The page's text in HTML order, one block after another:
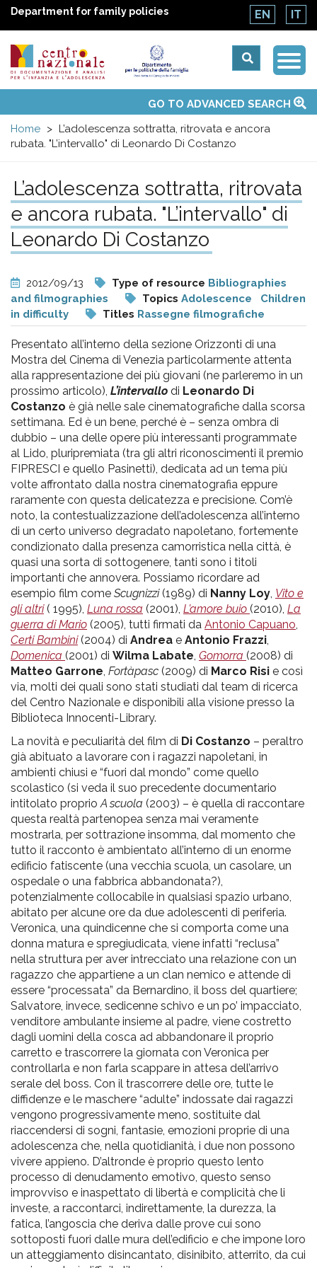
Department for family policies EN IT
Centro
nazionale
di
Documentazione
e
analisi
pr
l'infanzia
e
l'adolescenza
menuTopics
Activities
UN Convention
National ObservatoriesGO TO ADVANCED SEARCH
Home
L’adolescenza sottratta, ritrovata e ancora
rubata. "L’intervallo" di Leonardo Di Costanzo
L’adolescenza sottratta, ritrovata
e ancora rubata. "L’intervallo" di
Leonardo Di Costanzo
2012/09/13 Type of resource Bibliographies
and filmographies
Topics Adolescence
Children
in difficulty
Titles Rassegne filmografiche
Presentato all’interno della sezione Orizzonti di una
Mostra del Cinema di Venezia particolarmente attenta
alla rappresentazione dei più giovani (ne parleremo in un
prossimo articolo), L’intervallo di Leonardo Di
Costanzo è già nelle sale cinematografiche dalla scorsa
settimana. Ed è un bene, perché è – senza ombra di
dubbio – una delle opere più interessanti programmate
al Lido, pluripremiata (tra gli altri riconoscimenti il premio
FIPRESCI e quello Pasinetti), dedicata ad un tema più
volte affrontato dalla nostra cinematografia eppure
raramente con questa delicatezza e precisione. Com’è
noto, la contestualizzazione dell’adolescenza all’interno
di un certo universo degradato napoletano, fortemente
condizionato dalla presenza camorristica nella città, è
quasi una sorta di sottogenere, tanti sono i titoli
importanti che annovera. Possiamo ricordare ad
esempio film come Scugnizzi(1989) di Nanny Loy, Vito e
gli altri( 1995), Luna rossa (2001), L’amore buio (2010), La
guerra di Mario (2005), tutti firmati da Antonio Capuano,
Certi Bambini(2004) di Andrea e Antonio Frazzi,
Domenica (2001) di Wilma Labate, Gomorra (2008) di
Matteo Garrone, Fortàpasc (2009) di Marco Risi e così
via, molti dei quali sono stati studiati dal team di ricerca
del Centro Nazionale e disponibili alla visione presso la
Biblioteca Innocenti-Library.
La novità e peculiarità del film di Di Costanzo – peraltro
già abituato a lavorare con i ragazzi napoletani, in
ambienti chiusi e “fuori dal mondo” come quello
scolastico (si veda il suo precedente documentario
intitolato proprioA scuola (2003) – è quella di raccontare
questa realtà partenopea senza mai veramente
mostrarla, per sottrazione insomma, dal momento che
tutto il racconto è ambientato all’interno di un enorme
edificio fatiscente (una vecchia scuola, un casolare, un
ospedale o una fabbrica abbandonata?),
potenzialmente collocabile in qualsiasi spazio urbano,
abitato per alcune ore da due adolescenti di periferia.
Veronica, una quindicenne che si comporta come una
donna matura e spregiudicata, viene infatti “reclusa”
nella struttura per aver intrecciato una relazione con un
ragazzo che appartiene a un clan nemico e attende di
essere “processata” da Bernardino, il boss del quartiere;
Salvatore, invece, sedicenne schivo e un po’ impacciato,
venditore ambulante insieme al padre, viene costretto
dagli uomini della cosca ad abbandonare il proprio
carretto e trascorrere la giornata con Veronica per
controllarla e non farla scappare in attesa dell’arrivo
serale del boss. Con il trascorrere delle ore, tutte le
diffidenze e le maschere “adulte” indossate dai ragazzi
vengono progressivamente meno, sostituite dal
riaccendersi di sogni, fantasie, emozioni proprie di una
adolescenza che, nella quotidianità, i due non possono
vivere appieno. D’altronde è proprio questo lento
processo di denudamento emotivo, questo senso
improvviso e inaspettato di libertà e complicità che li
investe, a raccontarci, indirettamente, la durezza, la
fatica, l’angoscia che deriva dalle prove cui sono
sottoposti fuori dalle mura dell’edificio e che impone loro
un atteggiamento disincantato, disinibito, atterrito, da cui